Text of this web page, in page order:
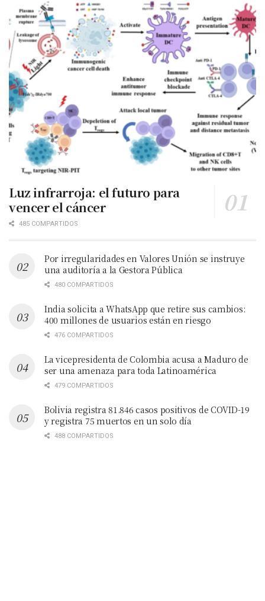
Luz infrarroja: el futuro para
vencer el cáncer
485 COMPARTIDOS
Por irregularidades en Valores Unión se instruye
una auditoría a la Gestora Pública
480 COMPARTIDOS
India solicita a WhatsApp que retire sus cambios:
400 millones de usuarios están en riesgo
476 COMPARTIDOS
La vicepresidenta de Colombia acusa a Maduro de
ser una amenaza para toda Latinoamérica
479 COMPARTIDOS
Bolivia registra 81.846 casos positivos de COVID-19
y registra 75 muertos en un solo día
488 COMPARTIDOS